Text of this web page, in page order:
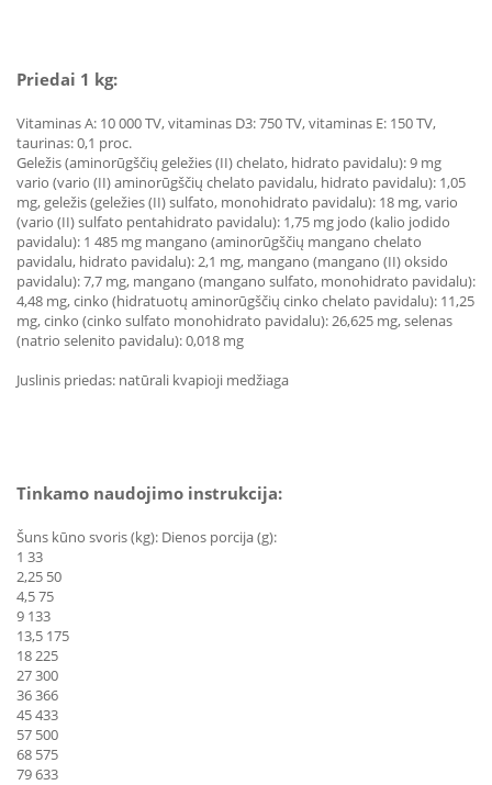
Priedai 1 kg:
Vitaminas A: 10 000 TV, vitaminas D3: 750 TV, vitaminas E: 150 TV,
taurinas: 0,1 proc.
Geležis (aminorūgščių geležies (II) chelato, hidrato pavidalu): 9 mg
vario (vario (II) aminorūgščių chelato pavidalu, hidrato pavidalu): 1,05
mg, geležis (geležies (II) sulfato, monohidrato pavidalu): 18 mg, vario
(vario (II) sulfato pentahidrato pavidalu): 1,75 mg jodo (kalio jodido
pavidalu): 1 485 mg mangano (aminorūgščių mangano chelato
pavidalu, hidrato pavidalu): 2,1 mg, mangano (mangano (II) oksido
pavidalu): 7,7 mg, mangano (mangano sulfato, monohidrato pavidalu):
4,48 mg, cinko (hidratuotų aminorūgščių cinko chelato pavidalu): 11,25
mg, cinko (cinko sulfato monohidrato pavidalu): 26,625 mg, selenas
(natrio selenito pavidalu): 0,018 mg
Juslinis priedas: natūrali kvapioji medžiaga
Tinkamo naudojimo instrukcija:
Šuns kūno svoris (kg): Dienos porcija (g):
1 33
2,25 50
4,5 75
9 133
13,5 175
18 225
27 300
36 366
45 433
57 500
68 575
79 633